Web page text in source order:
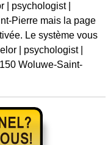
| psychologist |
Pierre mais la page
Le système vous
| psychologist |
Woluwe-Saint-